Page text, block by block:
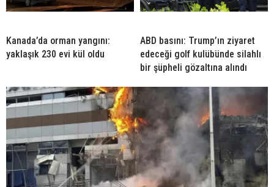
Kanada’da orman yangını:
yaklaşık 230 evi kül oldu
ABD basını: Trump’ın ziyaret
edeceği golf kulübünde silahlı
bir şüpheli gözaltına alındı